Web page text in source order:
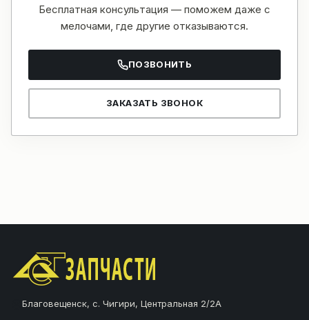
Бесплатная консультация — поможем даже с
мелочами, где другие отказываются.
ПОЗВОНИТЬ
ЗАКАЗАТЬ ЗВОНОК
Благовещенск, с. Чигири, Центральная 2/2А